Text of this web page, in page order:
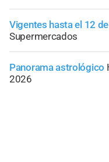
Vigentes hasta el 12
Supermercados
Panorama astrológico
2026